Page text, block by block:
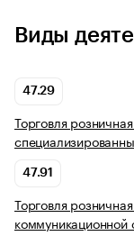
Виды
47.29
Торговля
47.91
Торговля
коммуникационной